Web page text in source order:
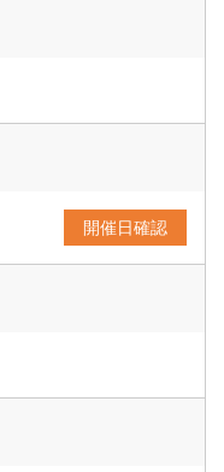
開催日確認